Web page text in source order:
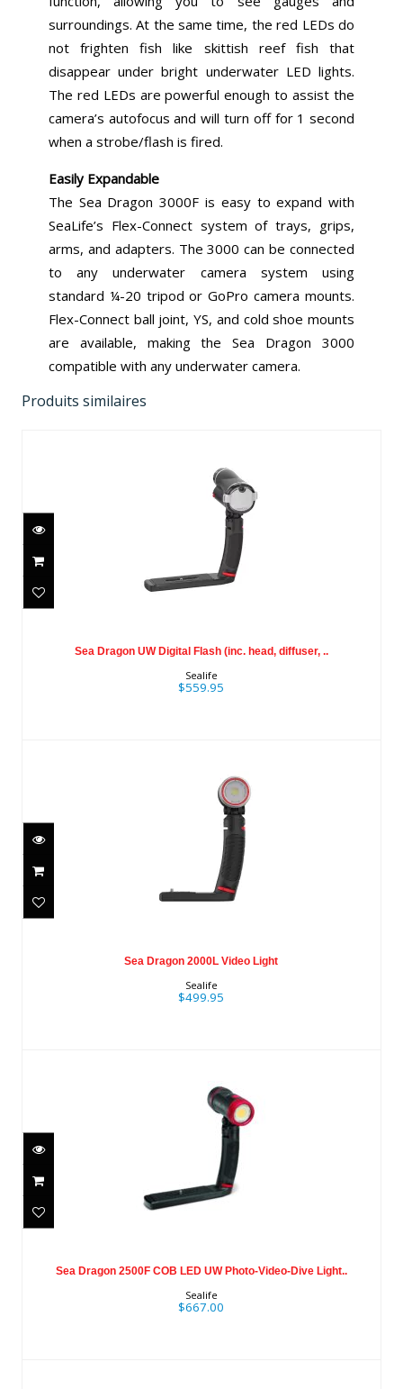
surroundings. At the same time, the red LEDs do
not frighten fish like skittish reef fish that
disappear under bright underwater LED lights.
The red LEDs are powerful enough to assist the
camera’s autofocus and will turn off for 1 second
when a strobe/flash is fired.
Easily Expandable
The Sea Dragon 3000F is easy to expand with
SeaLife’s Flex-Connect system of trays, grips,
arms, and adapters. The 3000 can be connected
to any underwater camera system using
standard ¼-20 tripod or GoPro camera mounts.
Flex-Connect ball joint, YS, and cold shoe mounts
are available, making the Sea Dragon 3000
compatible with any underwater camera.
Produits similaires
$559.95
Sea Dragon UW Digital Flash (inc. head, diffuser, ..
Sealife
$559.95
Sea Dragon 2000L Video Light
Sea Dragon 2000L Video Light
Sealife
$499.95
$667.00
Sea Dragon 2500F COB LED UW Photo-Video-Dive Light..
Sealife
$667.00